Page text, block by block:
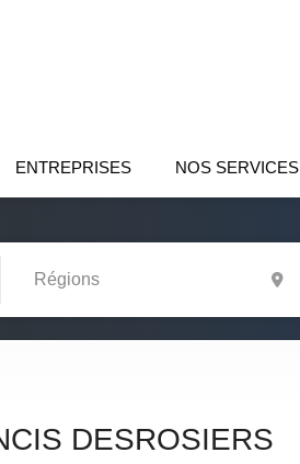
ENTREPRISES NOS SERVICES
DESROSIERS